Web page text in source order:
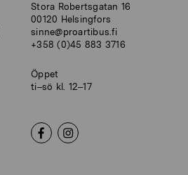
Stora Robertsgatan 16
00120 Helsingfors
sinne@proartibus.fi
+358 (0)45 883 3716
Öppet
ti–sö kl. 12–17